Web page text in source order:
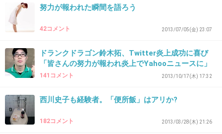
27. 匿名2014/01/05(日) 12:56:53
高校まで155/45㎏だった私、彼氏に色々言われて今では38くらいです。
後々、太らないか心配です。
+2 -26
28. 匿名2014/01/05(日) 13:11:06
17
努力が報われた瞬間を語ろう
42コメント 2013/07/05(金) 23:07
ドランクドラゴン鈴木拓、Twitter炎上成功に喜び
「皆さんの努力が報われ炎上でYahooニュースに」
141コメント 2013/10/17(木) 17:32
西川史子も経験者。「便所飯」はアリか?
182コメント 2013/03/28(木) 21:26